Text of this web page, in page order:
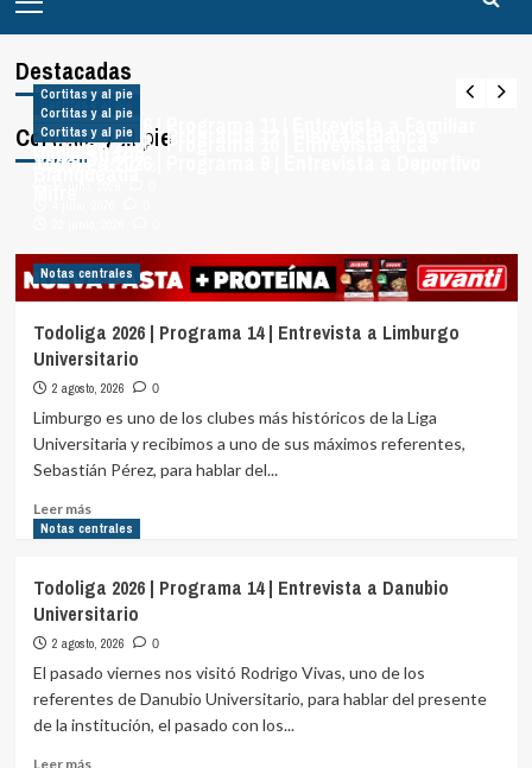
principal
Destacadas
Todoliga 2026 | Programa 14 | Entrevista a
2 agosto, 2026
Cortitas y al pie
Cortitas y al pie
Todoliga 2026 | Programa 12 | Piedras Blancas
18 julio, 2026
Cortitas y al pie
Todoliga 2026 | Programa 11 | Entrevista a Familiar
Universitario
Cortitas y al pie
Todoliga 2026 | Programa 10 | Entrevista a La
Cortitas y al pie
Todoliga 2026 | Programa 9 | Entrevista a Deportivo
Notas centrales
Todoliga 2026 | Programa 14 | Entrevista a Limburgo
Universitario
2 agosto, 2026 0
Limburgo es uno de los clubes más históricos de la Liga
Universitaria y recibimos a uno de sus máximos referentes,
Sebastián Pérez, para hablar del...
Leer másLeer
más
2026
|
Programa
14
Entrevista
a
Notas centrales
Todoliga 2026 | Programa 14 | Entrevista a Danubio
Universitario
2 agosto, 2026 0
El pasado viernes nos visitó Rodrigo Vivas, uno de los
referentes de Danubio Universitario, para hablar del presente
de la institución, el pasado con los...
Leer másLeer